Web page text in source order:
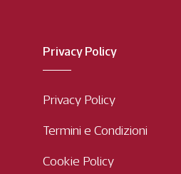
Privacy Policy
Privacy Policy
Termini e Condizioni
Cookie Policy